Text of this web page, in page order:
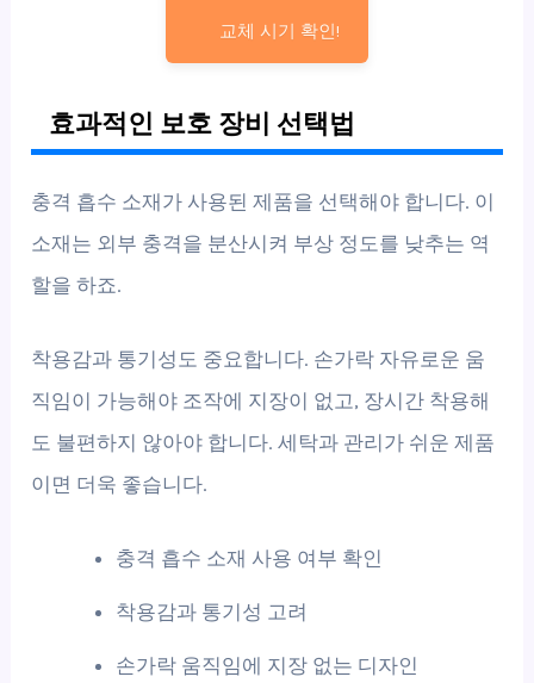
교체 시기 확인!
효과적인 보호 장비 선택법
충격 흡수 소재가 사용된 제품을 선택해야 합니다. 이
소재는 외부 충격을 분산시켜 부상 정도를 낮추는 역
할을 하죠.
착용감과 통기성도 중요합니다. 손가락 자유로운 움
직임이 가능해야 조작에 지장이 없고, 장시간 착용해
도 불편하지 않아야 합니다. 세탁과 관리가 쉬운 제품
이면 더욱 좋습니다.
충격 흡수 소재 사용 여부 확인
착용감과 통기성 고려
손가락 움직임에 지장 없는 디자인